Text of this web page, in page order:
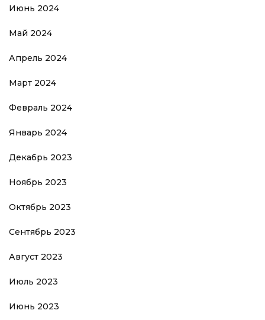
Июнь 2024
Май 2024
Апрель 2024
Март 2024
Февраль 2024
Январь 2024
Декабрь 2023
Ноябрь 2023
Октябрь 2023
Сентябрь 2023
Август 2023
Июль 2023
Июнь 2023